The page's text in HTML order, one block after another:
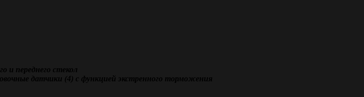
и переднего стекол
датчики (4) с функцией экстренного торможения